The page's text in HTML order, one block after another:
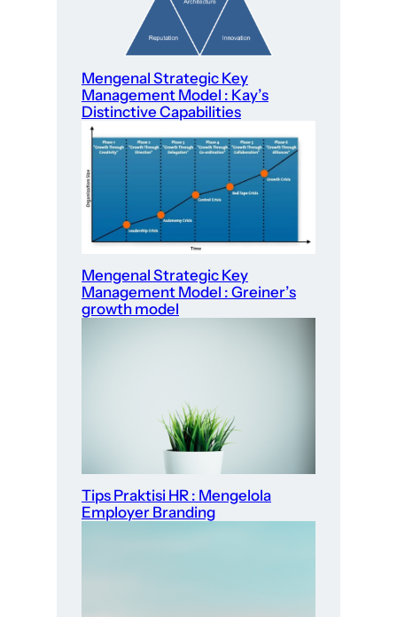
Mengenal Strategic Key
Management Model : Kay’s
Distinctive Capabilities
Mengenal Strategic Key
Management Model : Greiner’s
growth model
Tips Praktisi HR : Mengelola
Employer Branding